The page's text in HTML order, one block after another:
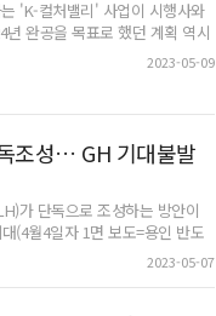
역 자이 단지 내 상가 입찰 방식
방식인 내정가 공개 최고가 경
평택 지제역 자이 아파트 단지
용인시 기흥구의 한 주
대한 특례만 부여해야 한다는 게
대상이 되는 지구의 단지들은 재
는 특례안이 제시됐지만, 혼란은
주민 간담회를 열었다. 이날 간
'K-컬처밸리' 사업이 시행사와
완공을 목표로 했던 계획 역시
따르면 (주)CJ라이브시티는 고양
컬처밸리 조성사업을 추진 중
행한 K-컬처밸리 사업자 공모에
됐다. 이에 그룹 계열사인 CJ라
사업 대상자로 선정된 이듬해부
러나 사업자 선정 직후인 2016
서 이 사업은 사실상 답보 상태
시공사간 계약방식 마찰이후
런 가운데 2020년 8월 이재명 전
컬처밸리의 성공적 추진을 위한
2023-05-09
조성… GH 기대불발
가 단독으로 조성하는 방안이
(4월4일자 1면 보도=용인 반도
)는 빗겨나갔다.이원재 국토교통
에서 신규 국가산단 조속 추진을
2023-05-07